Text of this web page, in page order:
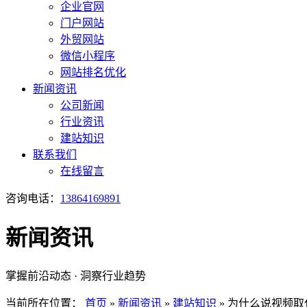
企业官网
门户网站
外贸网站
微信小程序
网站排名优化
新闻资讯
公司新闻
行业资讯
建站知识
联系我们
在线留言
咨询电话： 13864169891
新闻资讯
掌握前沿动态 · 洞察行业趋势
当前所在位置： 首页 » 新闻资讯 » 建站知识 » 为什么说视频